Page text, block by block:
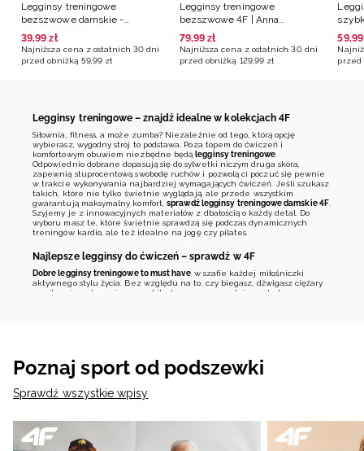
Legginsy treningowe
bezszwowe damskie -
czerwone
39,99 zł
Najniższa cena z ostatnich 30 dni
przed obniżką 59,99 zł
Legginsy treningowe
bezszwowe 4F | Anna
Lewandowska - niebieskie
79,99 zł
Najniższa cena z ostatnich 30 dni
przed obniżką 129,99 zł
59,99
przed
Legginsy treningowe – znajdź idealne w kolekcjach 4F
Siłownia, fitness, a może zumba? Niezależnie od tego, którą opcję
wybierasz, wygodny strój to podstawa. Poza topem do ćwiczeń i
komfortowym obuwiem niezbędne będąlegginsy treningowe.
Odpowiednio dobrane dopasują się do sylwetki niczym druga skóra,
zapewnią stuprocentową swobodę ruchów i pozwolą ci poczuć się pewnie
w trakcie wykonywania najbardziej wymagających ćwiczeń. Jeśli szukasz
takich, które nie tylko świetnie wyglądają, ale przede wszystkim
gwarantują maksymalny komfort, sprawdź legginsy treningowe damskie 4F.
Szyjemy je z innowacyjnych materiałów z dbałością o każdy detal. Do
wyboru masz te, które świetnie sprawdzą się podczas dynamicznych
treningów kardio, ale też idealne na jogę czy pilates.
Najlepsze legginsy do ćwiczeń – sprawdź w 4F
Dobre legginsy treningowe to must have w szafie każdej miłośniczki
aktywnego stylu życia. Bez względu na to, czy biegasz, dźwigasz ciężary
na siłowni czy trenujesz aerobik, dopasowane spodnie z elastycznego
sportowych wyzwań. Dodatkowo są miękkie, przyjemne w dotyku i
dopasowują się do ciała, gwarantując pełną swobodę ruchów.
Lubisz, gdy ubrania sportowe łączą styl z komfortem? Wśród
wybierać wśród kolorów i wzorów, obok których trudno przejść obojętnie.
Klasyczna czerń
? A może modne pastele lub neony? Ty
decydujesz, jakie
legginsy treningowe 4F
będą najlepiej współgrać z tym,
Poznaj sport od podszewki
Sprawdź wszystkie wpisy